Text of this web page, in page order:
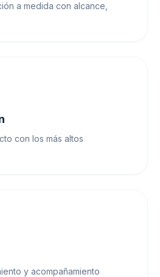
a medida con alcance,
con los más altos
y acompañamiento